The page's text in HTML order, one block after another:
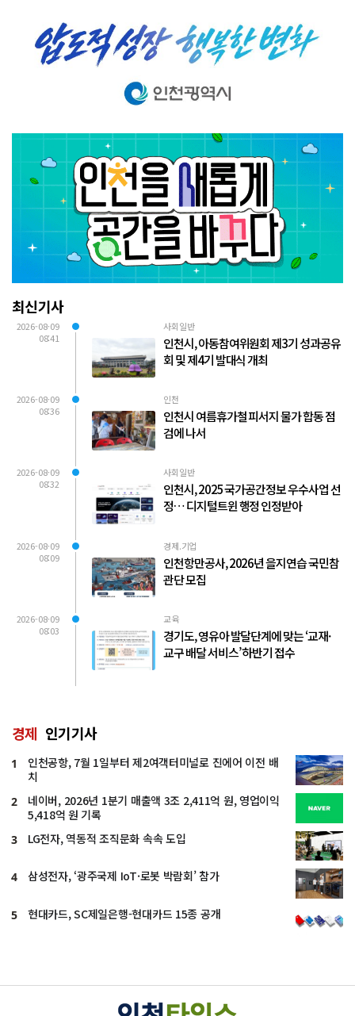
최신기사
2026-08-09
08:41
사회일반
인천시, 아동참여위원회 제3기 성과공유
회 및 제4기 발대식 개최
2026-08-09
08:36
인천
인천시 여름휴가철 피서지 물가 합동 점
검에 나서
2026-08-09
08:32
사회일반
인천시, 2025 국가공간정보 우수사업 선
정… 디지털트윈 행정 인정받아
2026-08-09
08:09
경제.기업
인천항만공사, 2026년 을지연습 국민참
관단 모집
2026-08-09
08:03
교육
경기도, 영유아 발달단계에 맞는 ‘교재·
교구 배달 서비스’ 하반기 접수
경제 인기기사
1
인천공항, 7월 1일부터 제2여객터미널로 진에어 이전 배
치
2
네이버, 2026년 1분기 매출액 3조 2,411억 원, 영업이익
5,418억 원 기록
3 LG전자, 역동적 조직문화 속속 도입
4 삼성전자, ‘광주국제 IoT·로봇 박람회’ 참가
5 현대카드, SC제일은행-현대카드 15종 공개